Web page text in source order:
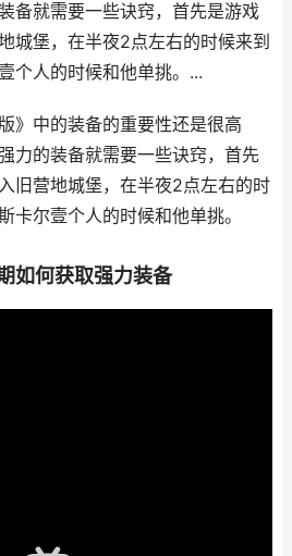
备就需要一些诀窍，首先是游戏
城堡，在半夜2点左右的时候来到
个人的时候和他单挑。...
》中的装备的重要性还是很高
力的装备就需要一些诀窍，首先
旧营地城堡，在半夜2点左右的时
卡尔壹个人的时候和他单挑。
如何获取强力装备